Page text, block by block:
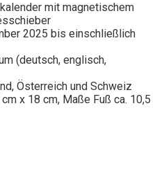
mit magnetischem
2025 bis einschließlich
(deutsch, englisch,
Österreich und Schweiz
x 18 cm, Maße Fuß ca. 10,5